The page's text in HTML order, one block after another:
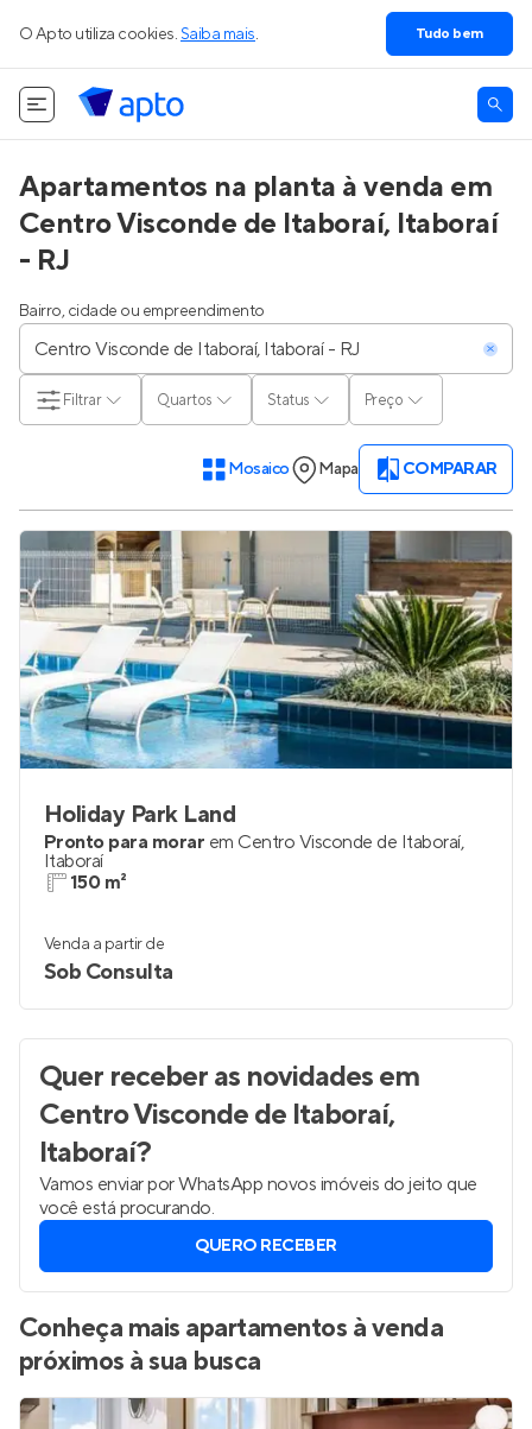
O Apto utiliza cookies. Saiba mais. Tudo bem
Apartamentos na planta à venda em
Centro Visconde de Itaboraí, Itaboraí
- RJ
Bairro, cidade ou empreendimento
Quartos Status Preço
Filtrar
Mosaico Mapa COMPARAR
Holiday Park Land
Pronto para morar em Centro Visconde de Itaboraí,
Itaboraí
150 m²
Venda a partir de
Sob Consulta
Quer receber as novidadesem
Centro Visconde de Itaboraí,
Itaboraí?
Vamos enviar por WhatsApp novos imóveis do jeito que
você está procurando.
QUERO RECEBER
Conheça mais apartamentos à venda
próximos à sua busca